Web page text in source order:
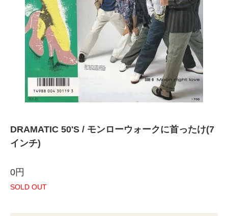
DRAMATIC 50'S / モンローウォークに首ったけ(7
インチ)
0円
SOLD OUT